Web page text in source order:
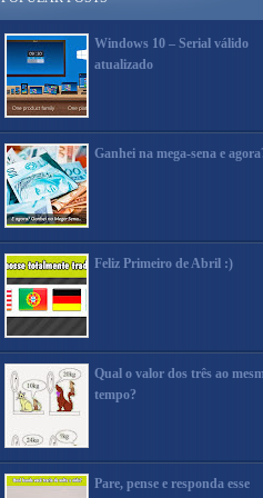
Windows 10 – Serial válido
atualizado
Ganhei na mega-sena e
Feliz Primeiro de Abril :)
Qual o valor dos três ao
tempo?
Pare, pense e responda esse